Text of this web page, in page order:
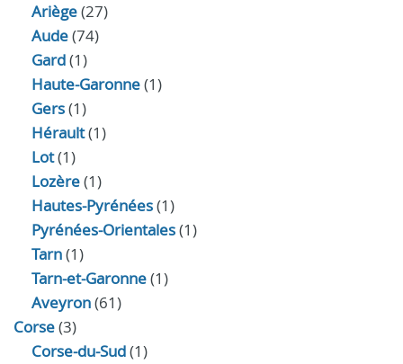
Ariège(27)
Aude(74)
Gard(1)
Haute-Garonne(1)
Gers(1)
Hérault(1)
Lot(1)
Lozère(1)
Hautes-Pyrénées(1)
Pyrénées-Orientales(1)
Tarn(1)
Tarn-et-Garonne(1)
Aveyron(61)
Corse(3)
Corse-du-Sud(1)